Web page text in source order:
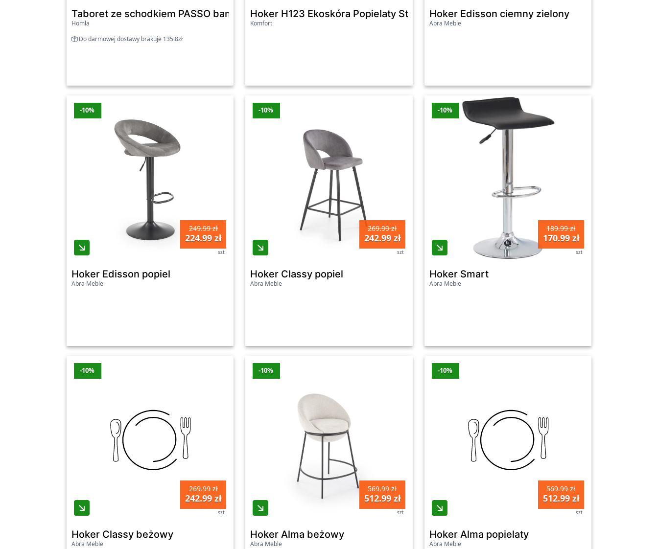
Taboret ze schodkiem PASSO bambusowy naturalny 43x43x46 cm
Homla
Do darmowej dostawy brakuje 135.8zł
Hoker H123 Ekoskóra Popielaty Stelaż Orzech
Komfort
Hoker Edisson ciemny zielony
Abra Meble
-10%
249.99 zł
224.99 zł
szt
Hoker Edisson popiel
Abra Meble
-10%
269.99 zł
242.99 zł
szt
Hoker Classy popiel
Abra Meble
-10%
189.99 zł
170.99 zł
szt
Hoker Smart
Abra Meble
-10%
269.99 zł
242.99 zł
szt
Hoker Classy beżowy
Abra Meble
-10%
569.99 zł
512.99 zł
szt
Hoker Alma beżowy
Abra Meble
-10%
569.99 zł
512.99 zł
szt
Hoker Alma popielaty
Abra Meble